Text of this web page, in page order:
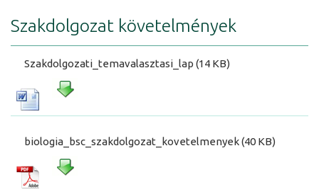
Szakdolgozat követelmények
Szakdolgozati_temavalasztasi_lap (14 KB)
biologia_bsc_szakdolgozat_kovetelmenyek (40 KB)